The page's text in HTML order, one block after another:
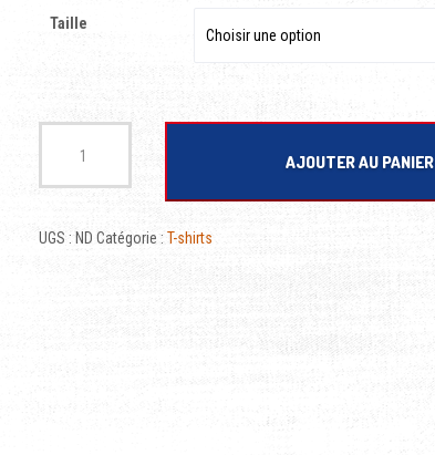
Taille
AJOUTER AU PANIER
UGS : ND Catégorie : T-shirts